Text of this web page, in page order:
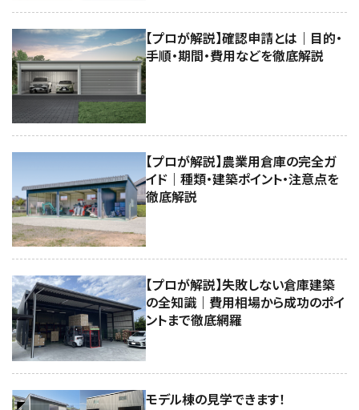
【プロが解説】確認申請とは｜目的・
手順・期間・費用などを徹底解説
【プロが解説】農業用倉庫の完全ガ
イド｜種類・建築ポイント・注意点を
徹底解説
【プロが解説】失敗しない倉庫建築
の全知識｜費用相場から成功のポイ
ントまで徹底網羅
モデル棟の見学できます！